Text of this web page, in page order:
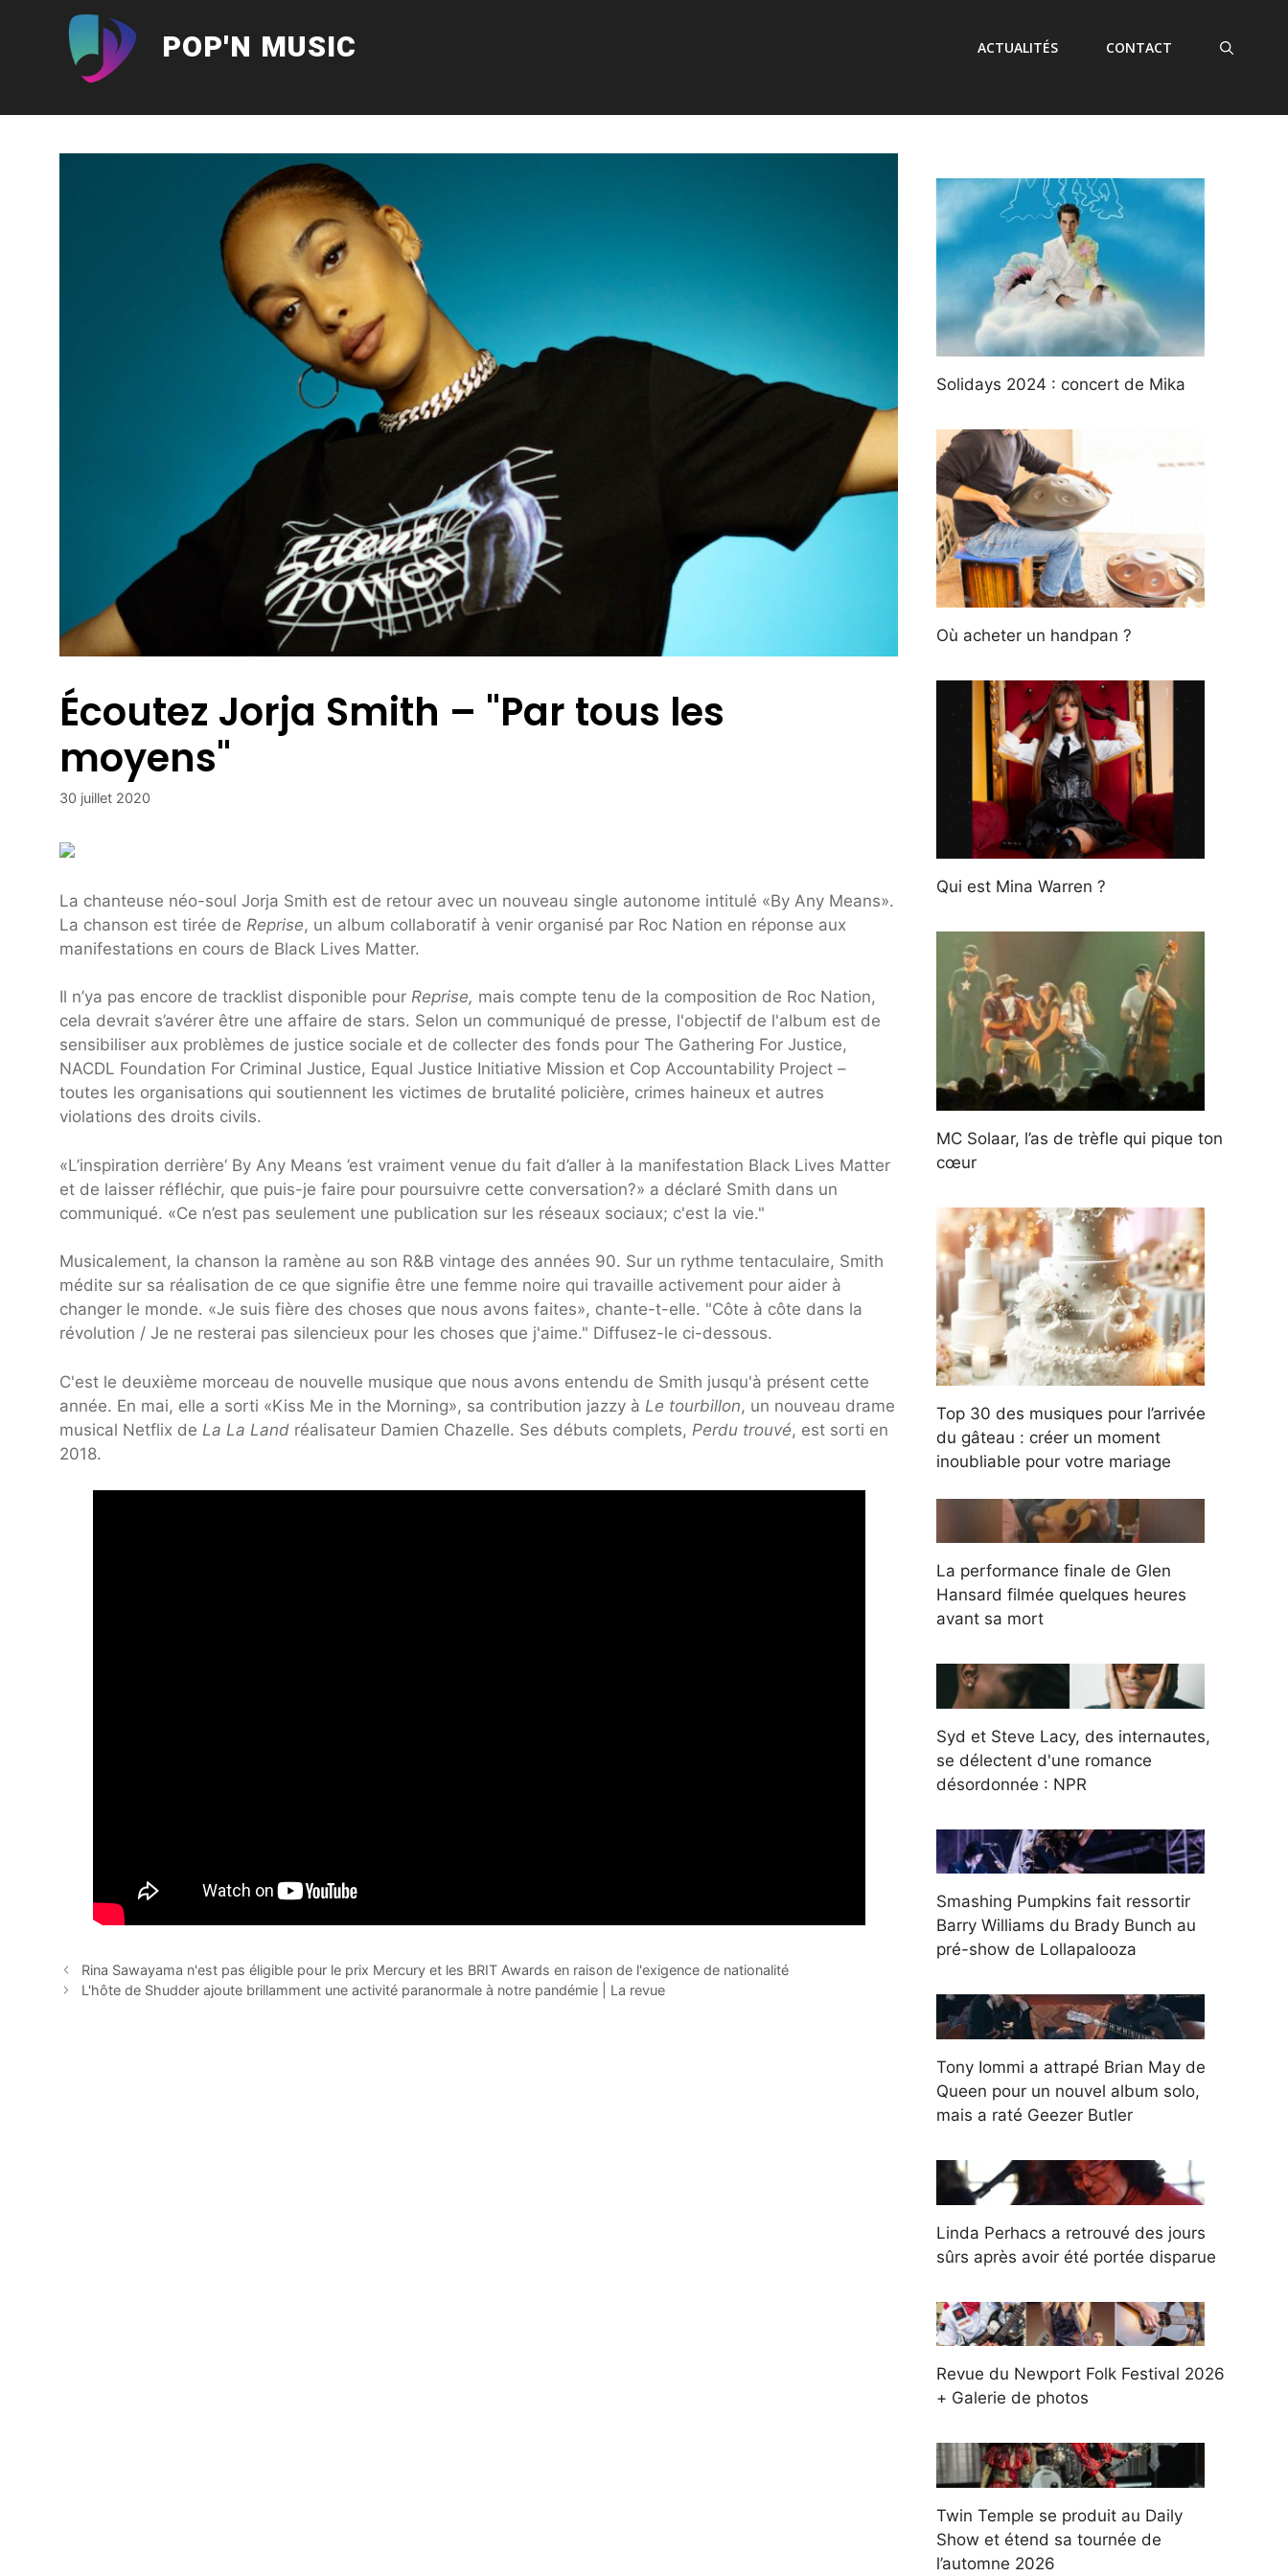
POP'N MUSIC ACTUALITÉS CONTACT
Écoutez Jorja Smith – "Par tous les
moyens"
30 juillet 2020
La chanteuse néo-soul Jorja Smith est de retour avec un nouveau single autonome intitulé «By Any Means».
La chanson est tirée de Reprise, un album collaboratif à venir organisé par Roc Nation en réponse aux
manifestations en cours de Black Lives Matter.
Il n’ya pas encore de tracklist disponible pour Reprise, mais compte tenu de la composition de Roc Nation,
cela devrait s’avérer être une affaire de stars. Selon un communiqué de presse, l'objectif de l'album est de
sensibiliser aux problèmes de justice sociale et de collecter des fonds pour The Gathering For Justice,
NACDL Foundation For Criminal Justice, Equal Justice Initiative Mission et Cop Accountability Project –
toutes les organisations qui soutiennent les victimes de brutalité policière, crimes haineux et autres
violations des droits civils.
«L’inspiration derrière‘ By Any Means ’est vraiment venue du fait d’aller à la manifestation Black Lives Matter
et de laisser réfléchir, que puis-je faire pour poursuivre cette conversation?» a déclaré Smith dans un
communiqué. «Ce n’est pas seulement une publication sur les réseaux sociaux; c'est la vie."
Musicalement, la chanson la ramène au son R&B vintage des années 90. Sur un rythme tentaculaire, Smith
médite sur sa réalisation de ce que signifie être une femme noire qui travaille activement pour aider à
changer le monde. «Je suis fière des choses que nous avons faites», chante-t-elle. "Côte à côte dans la
révolution / Je ne resterai pas silencieux pour les choses que j'aime." Diffusez-le ci-dessous.
C'est le deuxième morceau de nouvelle musique que nous avons entendu de Smith jusqu'à présent cette
année. En mai, elle a sorti «Kiss Me in the Morning», sa contribution jazzy à Le tourbillon, un nouveau drame
musical Netflix de La La Land réalisateur Damien Chazelle. Ses débuts complets, Perdu trouvé, est sorti en
2018.
Rina Sawayama n'est pas éligible pour le prix Mercury et les BRIT Awards en raison de l'exigence de nationalité
L'hôte de Shudder ajoute brillamment une activité paranormale à notre pandémie | La revue
Solidays 2024 : concert de Mika
Où acheter un handpan ?
Qui est Mina Warren ?
MC Solaar, l’as de trèfle qui pique ton
cœur
Top 30 des musiques pour l’arrivée
du gâteau : créer un moment
inoubliable pour votre mariage
La performance finale de Glen
Hansard filmée quelques heures
avant sa mort
Syd et Steve Lacy, des internautes,
se délectent d'une romance
désordonnée : NPR
Smashing Pumpkins fait ressortir
Barry Williams du Brady Bunch au
pré-show de Lollapalooza
Tony Iommi a attrapé Brian May de
Queen pour un nouvel album solo,
mais a raté Geezer Butler
Linda Perhacs a retrouvé des jours
sûrs après avoir été portée disparue
Revue du Newport Folk Festival 2026
+ Galerie de photos
Twin Temple se produit au Daily
Show et étend sa tournée de
l’automne 2026